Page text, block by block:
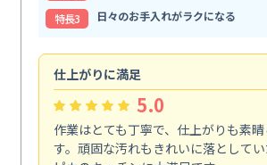
特⻑3
日々のお手入れがラクになる
仕上がりに満足
5.0
作業はとても丁寧で、仕上がりも素
す。頑固な汚れもきれいに落として